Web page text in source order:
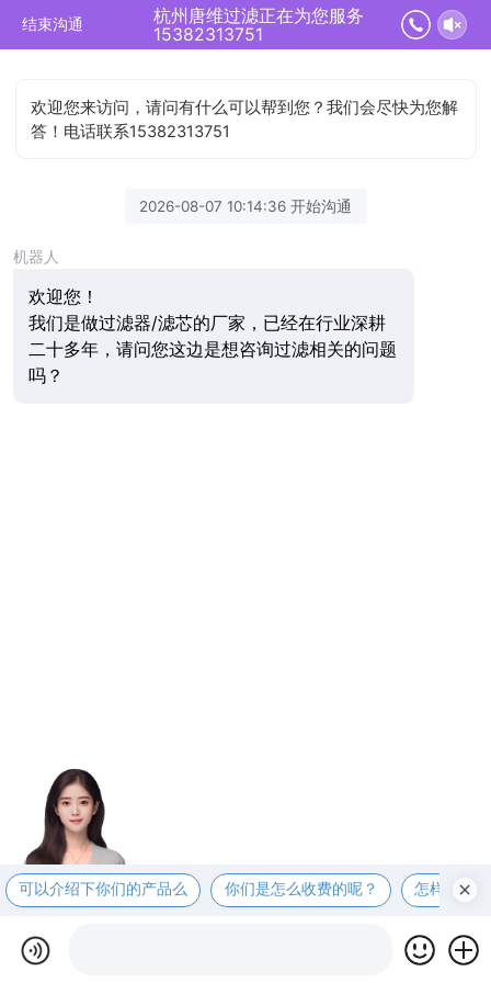
结束沟通
杭州唐维过滤正在为您服务
15382313751
欢迎您来访问，请问有什么可以帮到您？我们会尽快为您解
答！电话联系15382313751
2026-08-07 10:14:36 开始沟通
机器人
欢迎您！
我们是做过滤器/滤芯的厂家，已经在行业深耕
二十多年，请问您这边是想咨询过滤相关的问题
吗？
可以介绍下你们的产品么 你们是怎么收费的呢？ 怎样联系